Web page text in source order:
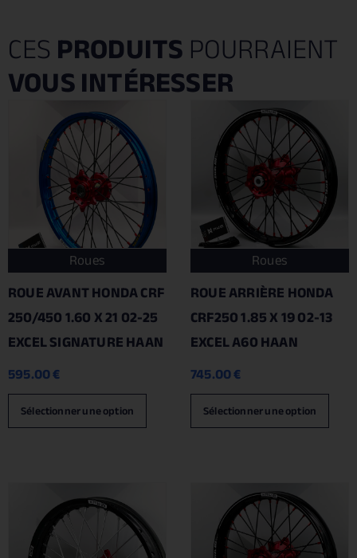
CESPRODUITSPOURRAIENT
VOUS INTÉRESSER
Roues
ROUE AVANT HONDA CRF
250/450 1.60 X 21 02-25
EXCEL SIGNATURE HAAN
595.00€
Sélectionner une option
Roues
ROUE ARRIÈRE HONDA
CRF250 1.85 X 19 02-13
EXCEL A60 HAAN
745.00€
Sélectionner une option